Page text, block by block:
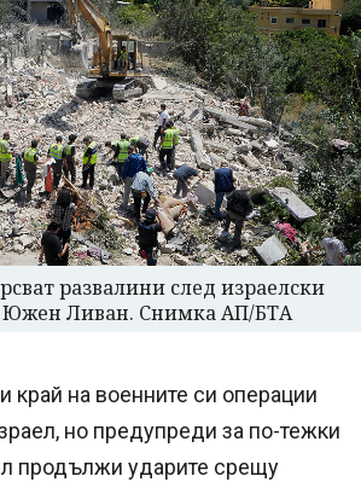
развалини след израелски
Южен Ливан. Снимка АП/БТА
край на военните си операции
но предупреди за по-тежки
продължи ударите срещу